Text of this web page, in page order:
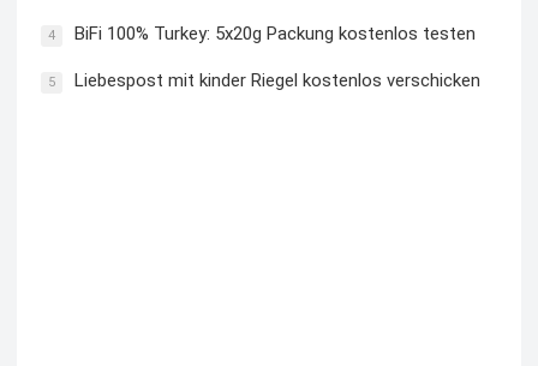
4 BiFi 100% Turkey: 5x20g Packung kostenlos testen
5 Liebespost mit kinder Riegel kostenlos verschicken